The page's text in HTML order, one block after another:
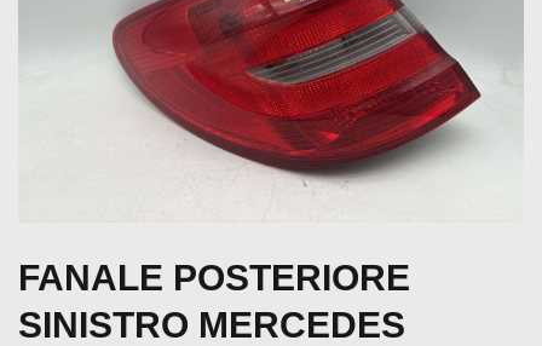
FANALE POSTERIORE
SINISTRO MERCEDES